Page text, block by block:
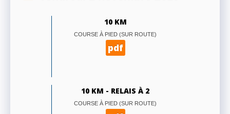
10 KM
COURSE À PIED (SUR ROUTE)
pdf
10 KM - RELAIS À 2
COURSE À PIED (SUR ROUTE)